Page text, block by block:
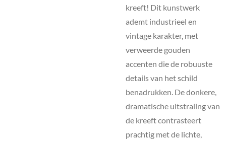
kreeft! Dit kunstwerk
ademt industrieel en
vintage karakter, met
verweerde gouden
accenten die de robuuste
details van het schild
benadrukken. De donkere,
dramatische uitstraling van
de kreeft contrasteert
prachtig met de lichte,